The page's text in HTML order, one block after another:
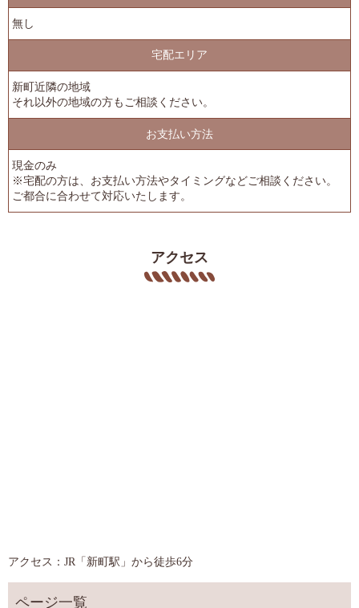
無し
宅配エリア
新町近隣の地域
それ以外の地域の方もご相談ください。
お支払い方法
現金のみ
※宅配の方は、お支払い方法やタイミングなどご相談ください。
ご都合に合わせて対応いたします。
アクセス
アクセス：JR「新町駅」から徒歩6分